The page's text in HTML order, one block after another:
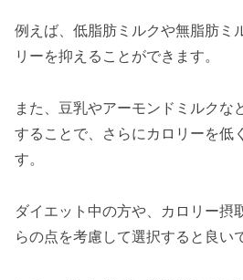
例えば、低脂肪ミルクや無脂肪ミ
リーを抑えることができます。
また、豆乳やアーモンドミルクな
することで、さらにカロリーを低
す。
ダイエット中の方や、カロリー摂
らの点を考慮して選択すると良い